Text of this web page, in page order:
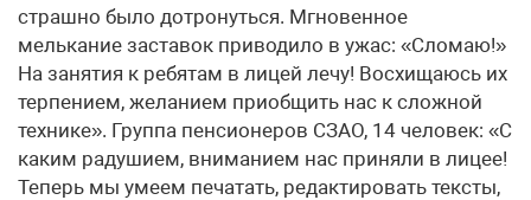
страшно было дотронуться. Мгновенное
мелькание заставок приводило в ужас: «Сломаю!»
На занятия к ребятам в лицей лечу! Восхищаюсь их
терпением, желанием приобщить нас к сложной
технике». Группа пенсионеров СЗАО, 14 человек: «С
каким радушием, вниманием нас приняли в лицее!
Теперь мы умеем печатать, редактировать тексты,